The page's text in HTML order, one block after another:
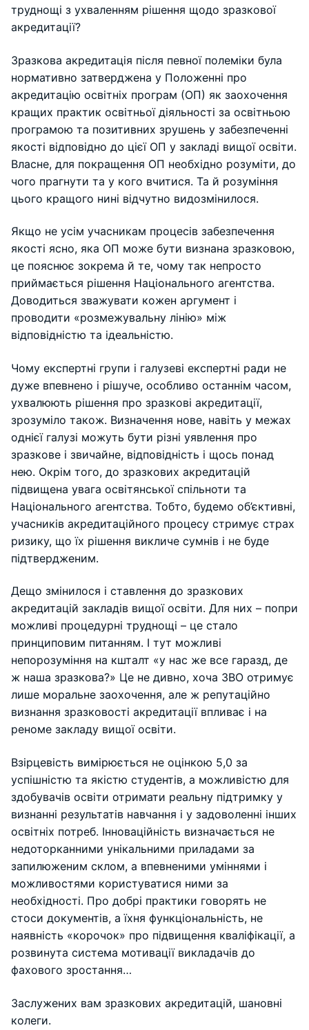
труднощі з ухваленням рішення щодо зразкової
акредитації?
Зразкова акредитація після певної полеміки була
нормативно затверджена у Положенні про
акредитацію освітніх програм (ОП) як заохочення
кращих практик освітньої діяльності за освітньою
програмою та позитивних зрушень у забезпеченні
якості відповідно до цієї ОП у закладі вищої освіти.
Власне, для покращення ОП необхідно розуміти, до
чого прагнути та у кого вчитися. Та й розуміння
цього кращого нині відчутно видозмінилося.
Якщо не усім учасникам процесів забезпечення
якості ясно, яка ОП може бути визнана зразковою,
це пояснює зокрема й те, чому так непросто
приймається рішення Національного агентства.
Доводиться зважувати кожен аргумент і
проводити «розмежувальну лінію» між
відповідністю та ідеальністю.
Чому експертні групи і галузеві експертні ради не
дуже впевнено і рішуче, особливо останнім часом,
ухвалюють рішення про зразкові акредитації,
зрозуміло також. Визначення нове, навіть у межах
однієї галузі можуть бути різні уявлення про
зразкове і звичайне, відповідність і щось понад
нею. Окрім того, до зразкових акредитацій
підвищена увага освітянської спільноти та
Національного агентства. Тобто, будемо об’єктивні,
учасників акредитаційного процесу стримує страх
ризику, що їх рішення викличе сумнів і не буде
підтвердженим.
Дещо змінилося і ставлення до зразкових
акредитацій закладів вищої освіти. Для них – попри
можливі процедурні труднощі – це стало
принциповим питанням. І тут можливі
непорозуміння на кшталт «у нас же все гаразд, де
ж наша зразкова?» Це не дивно, хоча ЗВО отримує
лише моральне заохочення, але ж репутаційно
визнання зразковості акредитації впливає і на
реноме закладу вищої освіти.
Взірцевість вимірюється не оцінкою 5,0 за
успішністю та якістю студентів, а можливістю для
здобувачів освіти отримати реальну підтримку у
визнанні результатів навчання і у задоволенні інших
освітніх потреб. Інноваційність визначається не
недоторканними унікальними приладами за
запилюженим склом, а впевненими уміннями і
можливостями користуватися ними за
необхідності. Про добрі практики говорять не
стоси документів, а їхня функціональність, не
наявність «корочок» про підвищення кваліфікації, а
розвинута система мотивації викладачів до
фахового зростання…
Заслужених вам зразкових акредитацій, шановні
колеги.